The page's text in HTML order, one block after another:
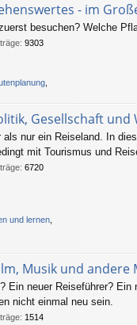
- im
besuchen? Welche
: 9303
,
Gesellschaft und
als nur ein Reiseland. In
mit Tourismus und
: 6720
und lernen,
Musik und andere
Ein neuer Reiseführer?
nicht einmal neu sein.
: 1514